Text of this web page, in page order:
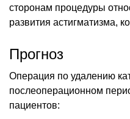
сторонам процедуры
развития астигматизма,
Прогноз
Операция по удалению
послеоперационном
пациентов: